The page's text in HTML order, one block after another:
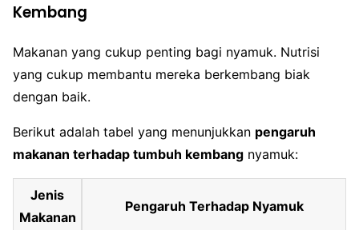
Kembang
Makanan yang cukup penting bagi nyamuk. Nutrisi
yang cukup membantu mereka berkembang biak
dengan baik.
Berikut adalah tabel yang menunjukkan pengaruh
makanan terhadap tumbuh kembang nyamuk:
Jenis
Makanan
Pengaruh Terhadap Nyamuk